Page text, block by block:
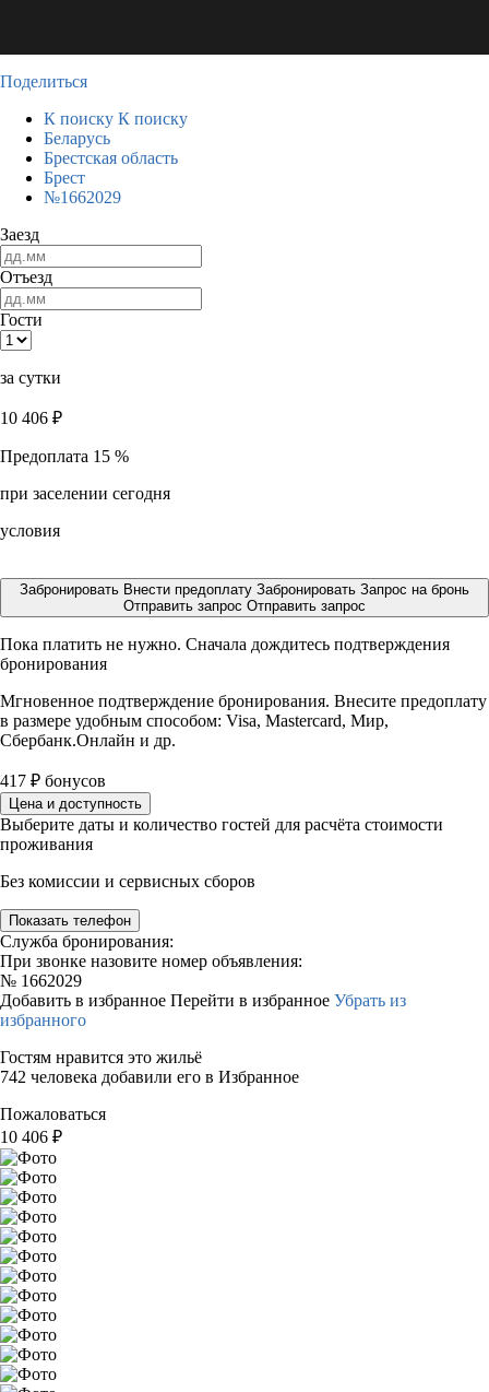
Поделиться
К поиску К поиску
Беларусь
Брестская область
Брест
№1662029
Заезд
Отъезд
Гости
за сутки
10 406 ₽
Предоплата 15 %
при заселении сегодня
условия
Забронировать Внести предоплату Забронировать Запрос на бронь
Отправить запрос Отправить запрос
Пока платить не нужно. Сначала дождитесь подтверждения
бронирования
Мгновенное подтверждение бронирования. Внесите предоплату
в размере удобным способом: Visa, Mastercard, Мир,
Сбербанк.Онлайн и др.
417 ₽ бонусов
Цена и доступность
Выберите даты и количество гостей для расчёта стоимости
проживания
Без комиссии и сервисных сборов
Показать телефон
Служба бронирования:
При звонке назовите номер объявления:
№ 1662029
Добавить в избранное Перейти в избранное Убрать из
избранного
Гостям нравится это жильё
742 человека добавили его в Избранное
Пожаловаться
10 406 ₽